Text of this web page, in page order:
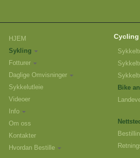
HJEM
Sykling
Fotturer
Daglige Omvisninger
Sykkelutleie
Videoer
Info
Om oss
Kontakter
Hvordan Bestille
Cycling
Bike